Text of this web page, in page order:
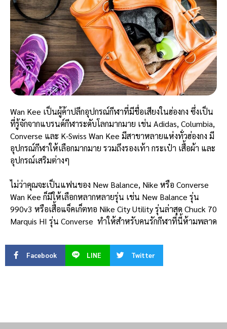
Wan Kee เป็นผู้ค้าปลีกอุปกรณ์กีฬาที่มีชื่อเสียงในฮ่องกง ซึ่งเป็น
ที่รู้จักจากแบรนด์กีฬาระดับโลกมากมาย เช่น Adidas, Columbia,
Converse และ K-Swiss Wan Kee มีสาขาหลายแห่งทั่วฮ่องกง มี
อุปกรณ์กีฬาให้เลือกมากมาย รวมถึงรองเท้า กระเป๋า เสื้อผ้า และ
อุปกรณ์เสริมต่างๆ
ไม่ว่าคุณจะเป็นแฟนของ New Balance, Nike หรือ Converse
Wan Kee ก็มีให้เลือกหลากหลายรุ่น เช่น New Balance รุ่น
990v3 หรือเสื้อแจ็คเก็ตทอ Nike City Utility รุ่นล่าสุด Chuck 70
Marquis HI รุ่น Converse ทำให้สำหรับคนรักกีฬาที่นี้ห้ามพลาด
Facebook LINE Twitter